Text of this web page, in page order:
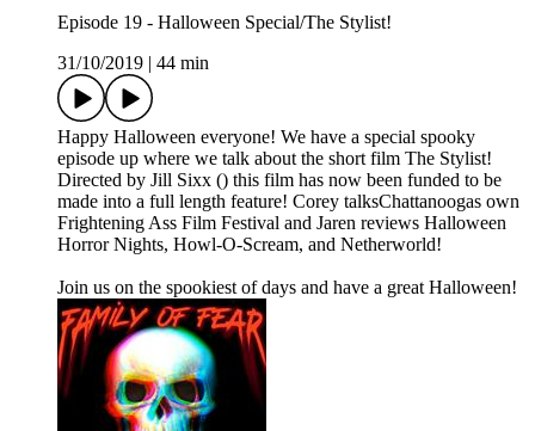
Episode 19 - Halloween Special/The Stylist!
31/10/2019
44 min
Happy Halloween everyone! We have a special spooky
episode up where we talk about the short film The Stylist!
Directed by Jill Sixx () this film has now been funded to be
made into a full length feature! Corey talksChattanoogas own
Frightening Ass Film Festival and Jaren reviews Halloween
Horror Nights, Howl-O-Scream, and Netherworld!
Join us on the spookiest of days and have a great Halloween!